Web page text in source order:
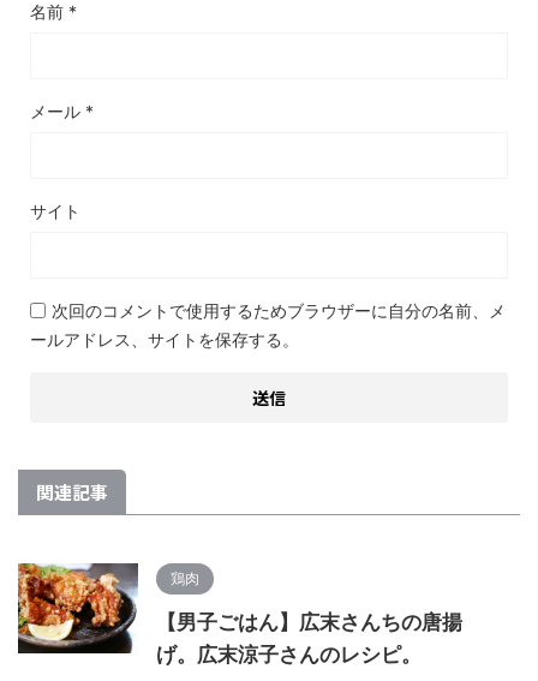
名前 *
メール *
サイト
次回のコメントで使用するためブラウザーに自分の名前、メ
ールアドレス、サイトを保存する。
関連記事
鶏肉
【男子ごはん】広末さんちの唐揚
げ。広末涼子さんのレシピ。